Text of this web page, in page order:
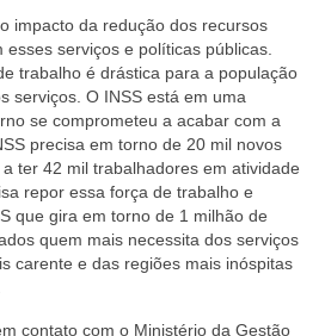
impacto da redução dos recursos
serviços e políticas públicas.
trabalho é drástica para a população
serviços. O INSS está em uma
se comprometeu a acabar com a
precisa em torno de 20 mil novos
ter 42 mil trabalhadores em atividade
repor essa força de trabalho e
que gira em torno de 1 milhão de
quem mais necessita dos serviços
carente e das regiões mais inóspitas
contato com o Ministério da Gestão